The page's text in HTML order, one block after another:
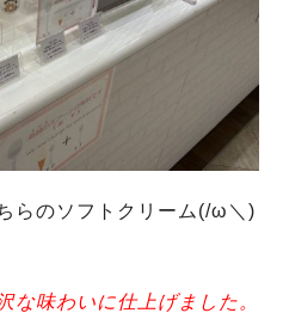
らのソフトクリーム(/ω＼)
な味わいに仕上げました。